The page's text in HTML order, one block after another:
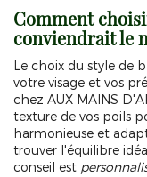
Comment
conviendrait le
Le choix du style de
votre visage et vos
chez AUX MAINS
texture de vos poils
harmonieuse et
trouver l'équilibre
conseil est